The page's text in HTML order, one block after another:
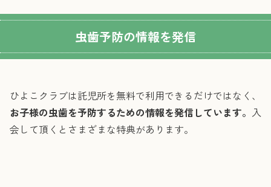
虫歯予防の情報を発信
ひよこクラブは託児所を無料で利用できるだけではなく、
お子様の虫歯を予防するための情報を発信しています。 入
会して頂くとさまざまな特典があります。